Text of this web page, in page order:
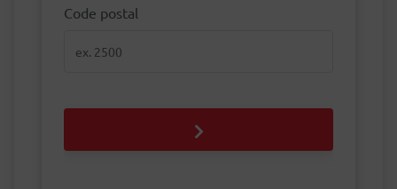
Code postal